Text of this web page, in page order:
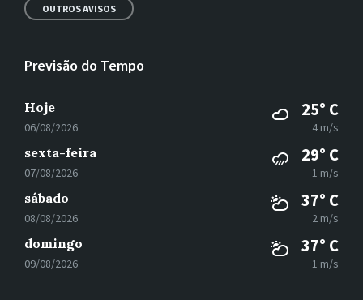
OUTROS AVISOS
Previsão do Tempo
Hoje
06/08/2026
25° C
4 m/s
sexta-feira
07/08/2026
29° C
1 m/s
sábado
08/08/2026
37° C
2 m/s
domingo
09/08/2026
37° C
1 m/s